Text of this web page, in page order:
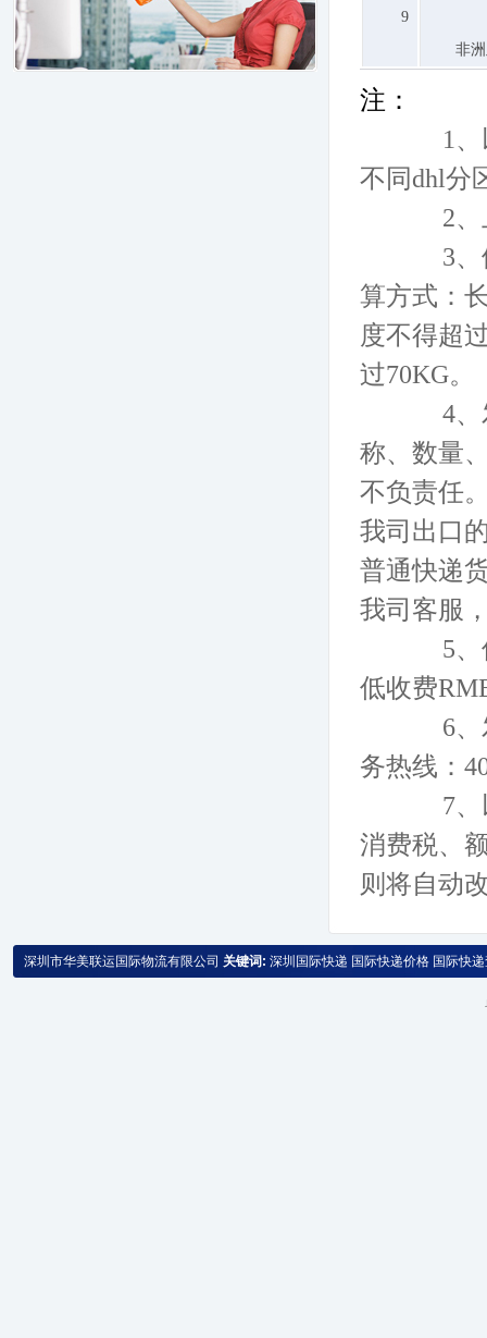
9
非
注：
1、
不同dhl分
2、
3、
算方式：
度不得超
过70KG。
4、
称、数量
不负责任
我司出口
普通快递
我司客服
5、
低收费
6、
务热线：
7、
消费税、
则将自动
深圳市华美联运国际物流有限公司 关键词: 深圳国际快递 国际快递价格 国际快